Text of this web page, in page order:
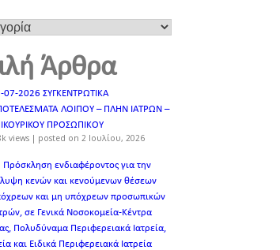
Άρθρα
07-2026 ΣΥΓΚΕΝΤΡΩΤΙΚΑ
ΛΟΙΠΟΥ – ΠΛΗΝ ΙΑΤΡΩΝ –
ΠΡΟΣΩΠΙΚOY
views | posted on 2 Ιουλίου, 2026
Πρόσκληση ενδιαφέροντος για την
κενών και κενούμενων θέσεων
και μη υπόχρεων προσωπικών
σε Γενικά Νοσοκομεία-Κέντρα
Πολυδύναμα Περιφερειακά Ιατρεία,
και Ειδικά Περιφερειακά Ιατρεία